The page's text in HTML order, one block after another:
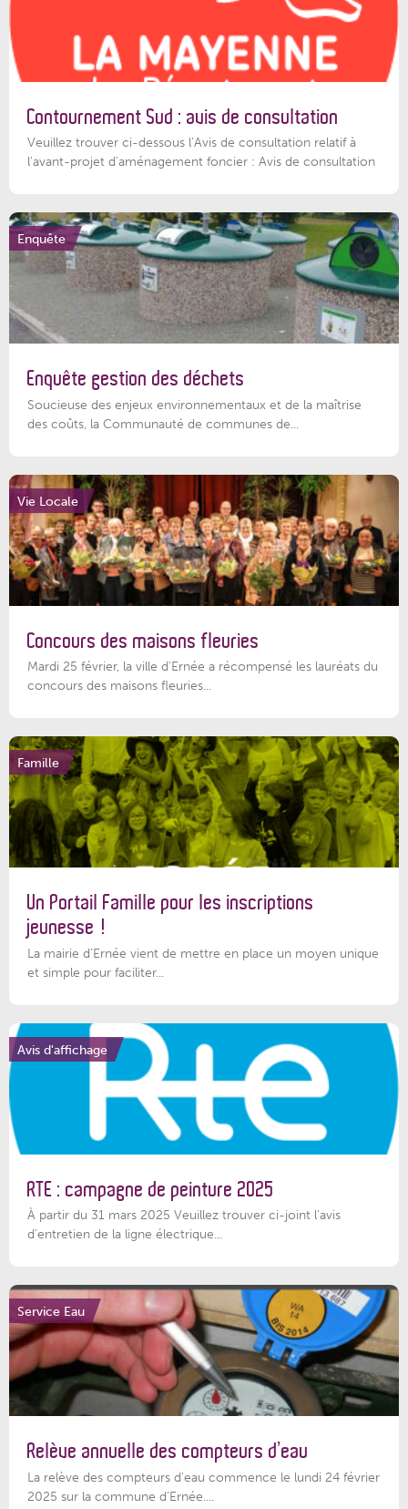
Contournement Sud : avis de consultation
Veuillez trouver ci-dessous l’Avis de consultation relatif à
l'avant-projet d'aménagement foncier : Avis de consultation
Enquête
Enquête gestion des déchets
Soucieuse des enjeux environnementaux et de la maîtrise
des coûts, la Communauté de communes de...
Vie Locale
Concours des maisons fleuries
Mardi 25 février, la ville d'Ernée a récompensé les lauréats du
concours des maisons fleuries...
Famille
Un Portail Famille pour les inscriptions
jeunesse !
La mairie d’Ernée vient de mettre en place un moyen unique
et simple pour faciliter...
Avis d'affichage
RTE : campagne de peinture 2025
À partir du 31 mars 2025 Veuillez trouver ci-joint l'avis
d'entretien de la ligne électrique...
Service Eau
Relève annuelle des compteurs d’eau
La relève des compteurs d'eau commence le lundi 24 février
2025 sur la commune d’Ernée....